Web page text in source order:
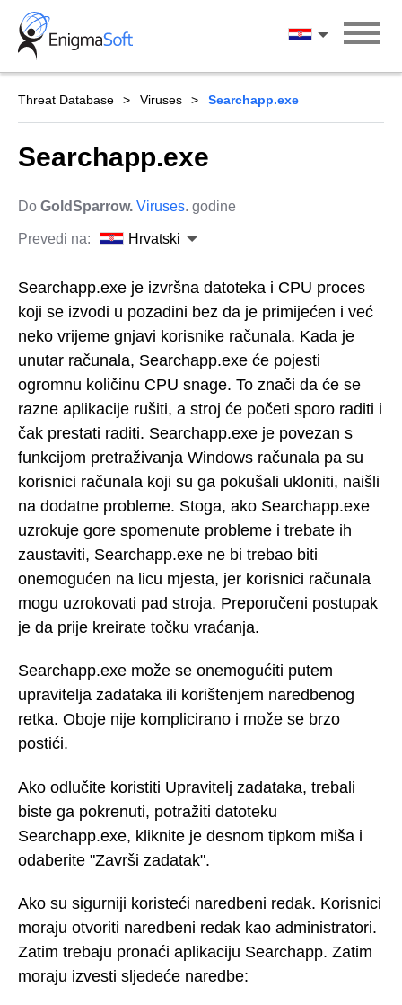
Skip
content
Hrvatski
Threat Database Viruses Searchapp.exe
Searchapp.exe
Do GoldSparrow. Viruses. godine
Prevedi na: Hrvatski
Searchapp.exe je izvršna datoteka i CPU proces
koji se izvodi u pozadini bez da je primijećen i već
neko vrijeme gnjavi korisnike računala. Kada je
unutar računala, Searchapp.exe će pojesti
ogromnu količinu CPU snage. To znači da će se
razne aplikacije rušiti, a stroj će početi sporo raditi i
čak prestati raditi. Searchapp.exe je povezan s
funkcijom pretraživanja Windows računala pa su
korisnici računala koji su ga pokušali ukloniti, naišli
na dodatne probleme. Stoga, ako Searchapp.exe
uzrokuje gore spomenute probleme i trebate ih
zaustaviti, Searchapp.exe ne bi trebao biti
onemogućen na licu mjesta, jer korisnici računala
mogu uzrokovati pad stroja. Preporučeni postupak
je da prije kreirate točku vraćanja.
Searchapp.exe može se onemogućiti putem
upravitelja zadataka ili korištenjem naredbenog
retka. Oboje nije komplicirano i može se brzo
postići.
Ako odlučite koristiti Upravitelj zadataka, trebali
biste ga pokrenuti, potražiti datoteku
Searchapp.exe, kliknite je desnom tipkom miša i
odaberite "Završi zadatak".
Ako su sigurniji koristeći naredbeni redak. Korisnici
moraju otvoriti naredbeni redak kao administratori.
Zatim trebaju pronaći aplikaciju Searchapp. Zatim
moraju izvesti sljedeće naredbe: